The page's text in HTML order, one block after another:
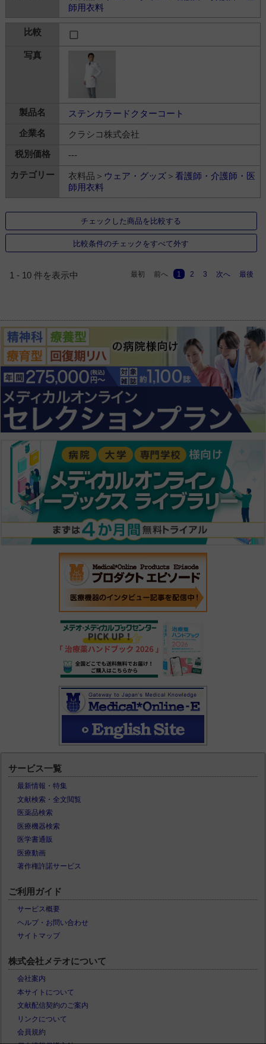
師用衣料
ステンカラードクターコート
クラシコ株式会社
---
衣料品＞ ウェア・グッズ＞ 看護師・介護師・医
師用衣料
チェックした商品を比較する
比較条件のチェックをすべて外す
1 - 10 件を表示中 最初 前へ 1 2 3 次へ 最後
サービス一覧
最新情報・特集
文献検索・全文閲覧
医薬品検索
医療機器検索
医学書通販
医療動画
著作権許諾サービス
ご利用ガイド
サービス概要
ヘルプ・お問い合わせ
サイトマップ
株式会社メテオについて
会社案内
本サイトについて
文献配信契約のご案内
リンクについて
会員規約